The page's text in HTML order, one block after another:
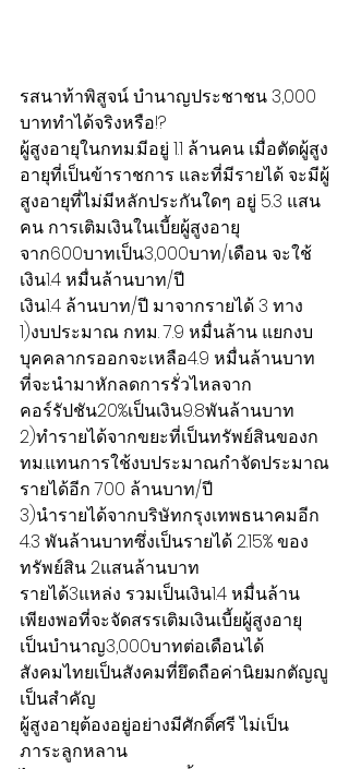
รสนาท้าพิสูจน์ บำนาญประชาชน 3,000
บาททำได้จริงหรือ!?
ผู้สูงอายุในกทม.มีอยู่ 1.1 ล้านคน เมื่อตัดผู้สูง
อายุที่เป็นข้าราชการ และที่มีรายได้ จะมีผู้
สูงอายุที่ไม่มีหลักประกันใดๆ อยู่ 5.3 แสน
คน การเติมเงินในเบี้ยผู้สูงอายุ
จาก600บาทเป็น3,000บาท/เดือน จะใช้
เงิน1.4 หมื่นล้านบาท/ปี
เงิน1.4 ล้านบาท/ปี มาจากรายได้ 3 ทาง
1)งบประมาณ กทม. 7.9 หมื่นล้าน แยกงบ
บุคคลากรออกจะเหลือ4.9 หมื่นล้านบาท
ที่จะนำมาหักลดการรั่วไหลจาก
คอร์รัปชัน20%เป็นเงิน9.8พันล้านบาท
2)ทำรายได้จากขยะที่เป็นทรัพย์สินของก
ทม.แทนการใช้งบประมาณกำจัดประมาณ
รายได้อีก 700 ล้านบาท/ปี
3)นำรายได้จากบริษัทกรุงเทพธนาคมอีก
4.3 พันล้านบาทซึ่งเป็นรายได้ 2.15% ของ
ทรัพย์สิน 2แสนล้านบาท
รายได้3แหล่ง รวมเป็นเงิน1.4 หมื่นล้าน
เพียงพอที่จะจัดสรรเติมเงินเบี้ยผู้สูงอายุ
เป็นบำนาญ3,000บาทต่อเดือนได้
สังคมไทยเป็นสังคมที่ยึดถือค่านิยมกตัญญู
เป็นสำคัญ
ผู้สูงอายุต้องอยู่อย่างมีศักดิ์ศรี ไม่เป็น
ภาระลูกหลาน